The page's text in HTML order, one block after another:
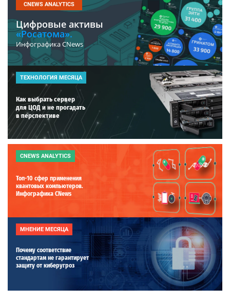
CNEWS ANALYTICS
Цифровые активы
«Росатома».
Инфографика CNews
ТЕХНОЛОГИЯ МЕСЯЦА
Как выбрать сервер
для ЦОД и не прогадать
в перспективе
CNEWS ANALYTICS
Топ-10 сфер применения
квантовых компьютеров.
Инфографика CNews
МНЕНИЕ МЕСЯЦА
Почему соответствие
стандартам не гарантирует
защиту от киберугроз